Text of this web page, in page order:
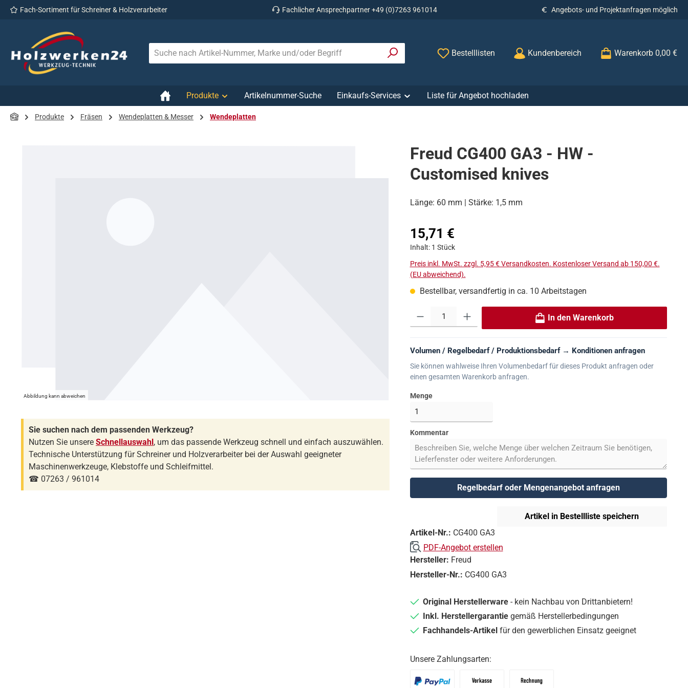
Hauptinhalt springen
Zur Suche springen
Zur Hauptnavigation springen
Fach-Sortiment für Schreiner & Holzverarbeiter Fachlicher Ansprechpartner +49 (0)7263 961014 Angebots- und Projektanfragen möglich
Bestelllisten Kundenbereich Warenkorb 0,00 €
Produkte Artikelnummer-Suche Einkaufs-Services Liste für Angebot hochladen
Produkte Fräsen Wendeplatten & Messer Wendeplatten
Abbildung kann abweichen
Sie suchen nach dem passenden Werkzeug?
Nutzen Sie unsere Schnellauswahl, um das passende Werkzeug schnell und einfach auszuwählen.
Technische Unterstützung für Schreiner und Holzverarbeiter bei der Auswahl geeigneter
Maschinenwerkzeuge, Klebstoffe und Schleifmittel.
☎ 07263 / 961014
Freud CG400 GA3 - HW -
Customised knives
Länge: 60 mm | Stärke: 1,5 mm
Regulärer Preis:
15,71 €
Inhalt: 1 Stück
Preis inkl. MwSt. zzgl. 5,95 € Versandkosten. Kostenloser Versand ab 150,00 €.
(EU abweichend).
Bestellbar, versandfertig in ca. 10 Arbeitstagen
Produkt Anzahl: Gib den gewünschten Wert ein oder benutze die Schaltflächen um die
In den Warenkorb
Volumen / Regelbedarf / Produktionsbedarf → Konditionen anfragen
Sie können wahlweise Ihren Volumenbedarf für dieses Produkt anfragen oder
einen gesamten Warenkorb anfragen.
Menge
Kommentar
Regelbedarf oder Mengenangebot anfragen
Artikel in Bestellliste speichern
Artikel-Nr.: CG400 GA3
PDF-Angebot erstellen
Hersteller: Freud
Hersteller-Nr.: CG400 GA3
Original Herstellerware- kein Nachbau von Drittanbietern!
Inkl. Herstellergarantiegemäß Herstellerbedingungen
Fachhandels-Artikelfür den gewerblichen Einsatz geeignet
Unsere Zahlungsarten: